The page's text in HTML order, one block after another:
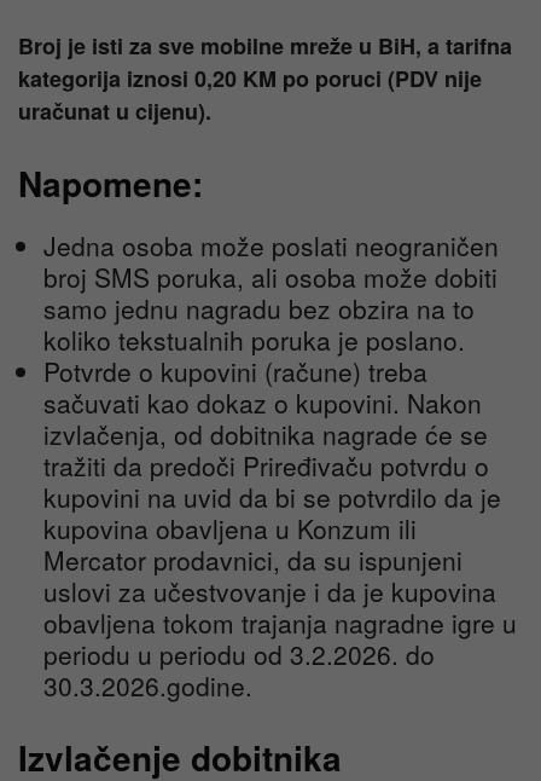
Broj je isti za sve mobilne mreže u BiH, a tarifna
kategorija iznosi 0,20 KM po poruci (PDV nije
uračunat u cijenu).
Napomene:
Jedna osoba može poslati neograničen
broj SMS poruka, ali osoba može dobiti
samo jednu nagradu bez obzira na to
koliko tekstualnih poruka je poslano.
Potvrde o kupovini (račune) treba
sačuvati kao dokaz o kupovini. Nakon
izvlačenja, od dobitnika nagrade će se
tražiti da predoči Priređivaču potvrdu o
kupovini na uvid da bi se potvrdilo da je
kupovina obavljena u Konzum ili
Mercator prodavnici, da su ispunjeni
uslovi za učestvovanje i da je kupovina
obavljena tokom trajanja nagradne igre u
periodu u periodu od 3.2.2026. do
30.3.2026.godine.
Izvlačenje dobitnika